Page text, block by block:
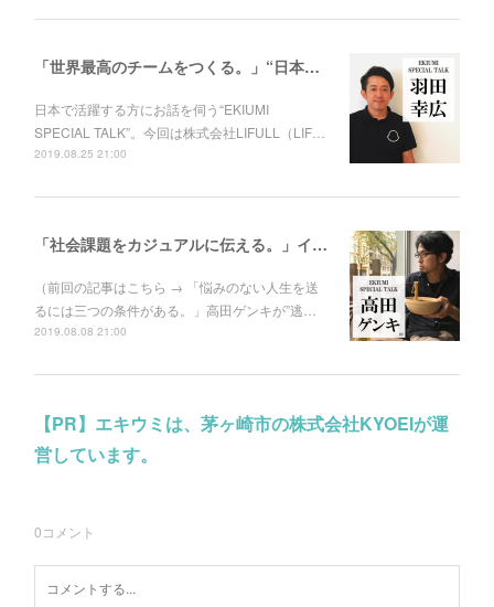
「世界最高のチームをつくる。」“日本一働きたい会社”をつくったLIFULL羽田幸広の次なる挑戦。
日本で活躍する方にお話を伺う“EKIUMI
SPECIAL TALK”。今回は株式会社LIFULL（LIF…
2019.08.25 21:00
「社会課題をカジュアルに伝える。」イラストレーター・漫画家 高田ゲンキの挑戦
（前回の記事はこちら → 「悩みのない人生を送
るには三つの条件がある。」高田ゲンキが”逃…
2019.08.08 21:00
【PR】エキウミは、茅ヶ崎市の株式会社KYOEIが運
営しています。
0コメント